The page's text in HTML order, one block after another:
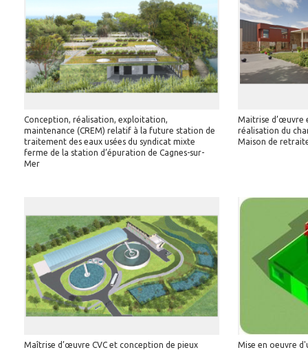
Conception, réalisation, exploitation,
maintenance (CREM) relatif à la future station de
traitement des eaux usées du syndicat mixte
ferme de la station d’épuration de Cagnes-sur-
Mer
Maitrise d’œuvre
réalisation du
Maison de
Maîtrise d’œuvre CVC et conception de pieux
Mise en oeuvre